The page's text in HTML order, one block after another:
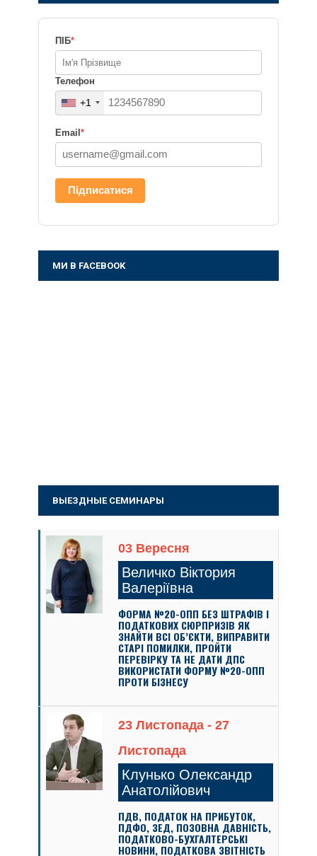
ПІБ*
Телефон
+1
Email*
Підписатися
МИ В FACEBOOK
ВЫЕЗДНЫЕ СЕМИНАРЫ
03 Вересня
Величко Віктория
Валеріївна
ФОРМА №20-ОПП БЕЗ ШТРАФІВ І
ПОДАТКОВИХ СЮРПРИЗІВ ЯК
ЗНАЙТИ ВСІ ОБ’ЄКТИ, ВИПРАВИТИ
СТАРІ ПОМИЛКИ, ПРОЙТИ
ПЕРЕВІРКУ ТА НЕ ДАТИ ДПС
ВИКОРИСТАТИ ФОРМУ №20-ОПП
ПРОТИ БІЗНЕСУ
23 Листопада - 27
Листопада
Клунько Олександр
Анатолійович
ПДВ, ПОДАТОК НА ПРИБУТОК,
ПДФО, ЗЕД, ПОЗОВНА ДАВНІСТЬ,
ПОДАТКОВО-БУХГАЛТЕРСЬКІ
НОВИНИ, ПОДАТКОВА ЗВІТНІСТЬ